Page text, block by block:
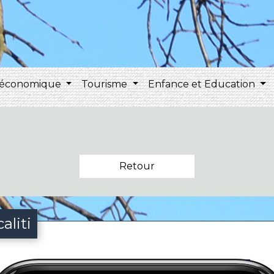
Tourisme Enfance et Education
Retour